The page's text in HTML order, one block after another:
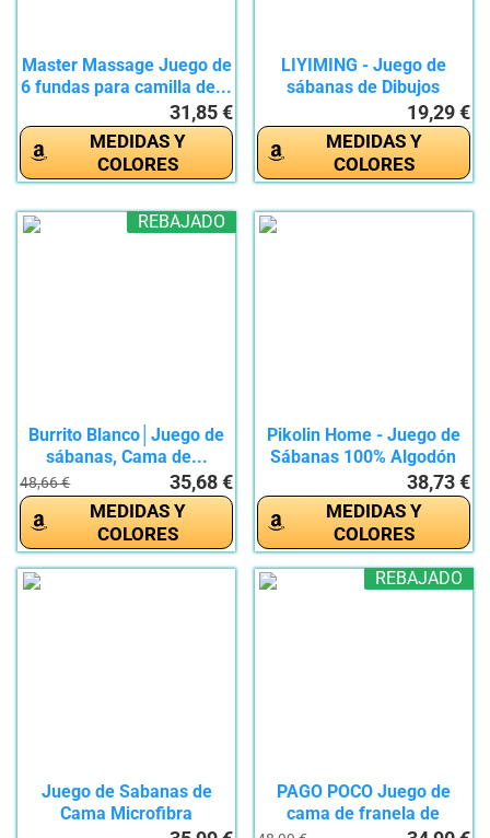
Master Massage Juego de
6 fundas para camilla de...
31,85 €
MEDIDAS Y
COLORES
LIYIMING - Juego de
sábanas de Dibujos
Animados...19,29 €
MEDIDAS Y
COLORES
REBAJADO
Burrito Blanco│Juego de
sábanas, Cama de...
48,66 € 35,68 €
MEDIDAS Y
COLORES
Pikolin Home - Juego de
Sábanas 100% Algodón
38,73 €
MEDIDAS Y
COLORES
Juego de Sabanas de
Cama Microfibra
REBAJADO
PAGO POCO Juego de
cama de franela de